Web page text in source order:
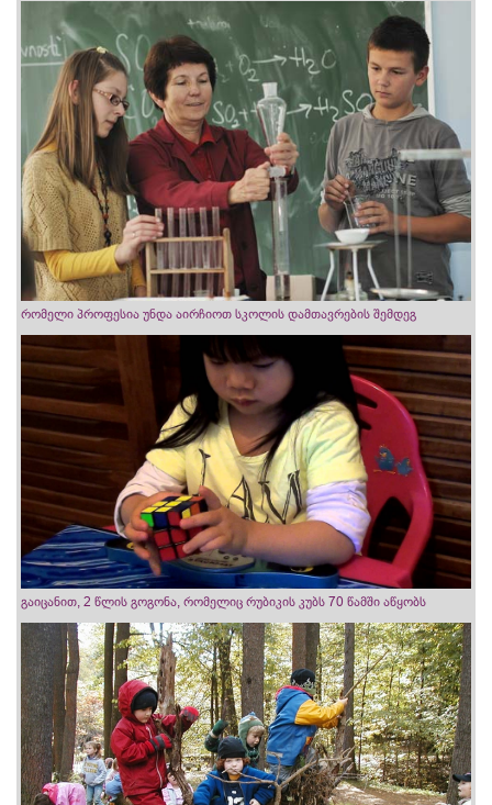
რომელი პროფესია უნდა აირჩიოთ სკოლის დამთავრების შემდეგ
გაიცანით, 2 წლის გოგონა, რომელიც რუბიკის კუბს 70 წამში აწყობს